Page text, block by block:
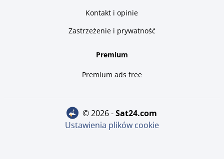
Kontakt i opinie
Zastrzeżenie i prywatność
Premium
Premium ads free
© 2026 - sat24.com
Ustawienia plików cookie